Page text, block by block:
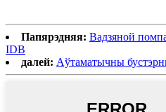
Папярэдняя: Вадзяной
IDB
далей: Аўтаматычны